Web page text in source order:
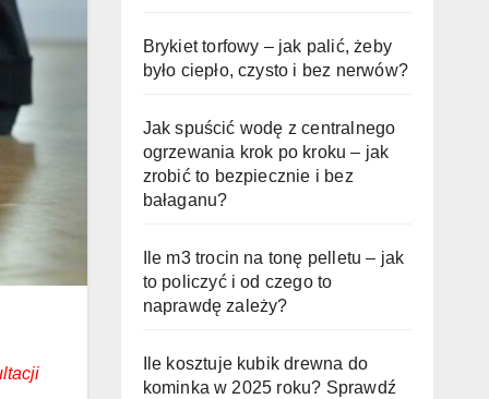
Brykiet torfowy – jak palić, żeby
było ciepło, czysto i bez nerwów?
Jak spuścić wodę z centralnego
ogrzewania krok po kroku – jak
zrobić to bezpiecznie i bez
bałaganu?
Ile m3 trocin na tonę pelletu – jak
to policzyć i od czego to
naprawdę zależy?
Ile kosztuje kubik drewna do
kominka w 2025 roku? Sprawdź